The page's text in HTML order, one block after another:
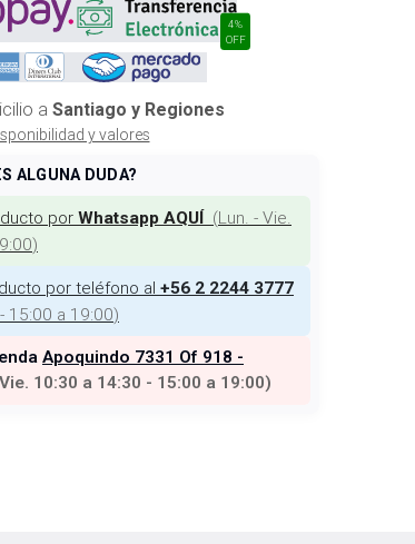
4%
OFF
a Santiago y Regiones
y valores
ALGUNA DUDA?
por Whatsapp AQUÍ (Lun. - Vie.
)
por teléfono al +56 2 2244 3777
15:00 a 19:00)
Apoquindo 7331 Of 918 -
10:30 a 14:30 - 15:00 a 19:00)